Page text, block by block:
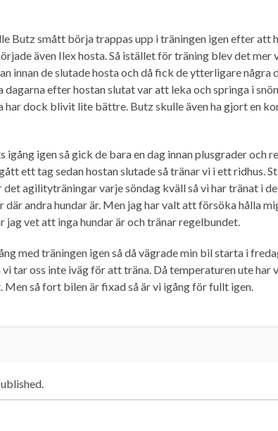
Butz smått börja trappas upp i träningen igen efter
även Ilex hosta. Så istället för träning blev det
innan de slutade hosta och då fick de ytterligare
efter hostan slutat var att leka och springa i
dock blivit lite bättre. Butz skulle även ha gjort en
igen så gick de bara en dag innan plusgrader
ett tag sedan hostan slutade så tränar vi i ett ridhus.
agilityträningar varje söndag kväll så vi har tränat i
där andra hundar är. Men jag har valt att försöka
jag vet att inga hundar är och tränar regelbundet.
med träningen igen så då vägrade min bil starta i
tar oss inte iväg för att träna. Då temperaturen ute
så fort bilen är fixad så är vi igång för fullt igen.